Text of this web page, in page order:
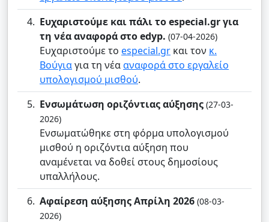
Ευχαριστούμε και πάλι το especial.gr για
τη νέα αναφορά στο edyp. (07-04-2026)
Ευχαριστούμε το especial.gr και τον κ.
Βούγιαγια τη νέααναφορά στο εργαλείο
υπολογισμού μισθού.
Ενσωμάτωση οριζόντιας αύξησης (27-03-
2026)
Ενσωματώθηκε στη φόρμα υπολογισμού
μισθού η οριζόντια αύξηση που
αναμένεται να δοθεί στους δημοσίους
υπαλλήλους.
Αφαίρεση αύξησης Απρίλη 2026 (08-03-
2026)